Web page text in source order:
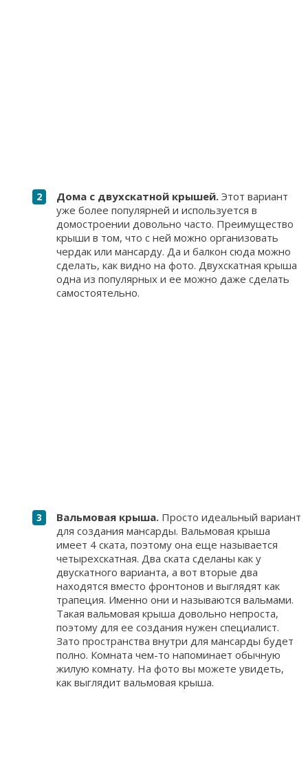
Дома с двухскатной крышей. Этот вариант
уже более популярней и используется в
домостроении довольно часто. Преимущество
крыши в том, что с ней можно организовать
чердак или мансарду. Да и балкон сюда можно
сделать, как видно на фото. Двухскатная крыша
одна из популярных и ее можно даже сделать
самостоятельно.
Вальмовая крыша. Просто идеальный вариант
для создания мансарды. Вальмовая крыша
имеет 4 ската, поэтому она еще называется
четырехскатная. Два ската сделаны как у
двускатного варианта, а вот вторые два
находятся вместо фронтонов и выглядят как
трапеция. Именно они и называются вальмами.
Такая вальмовая крыша довольно непроста,
поэтому для ее создания нужен специалист.
Зато пространства внутри для мансарды будет
полно. Комната чем-то напоминает обычную
жилую комнату. На фото вы можете увидеть,
как выглядит вальмовая крыша.